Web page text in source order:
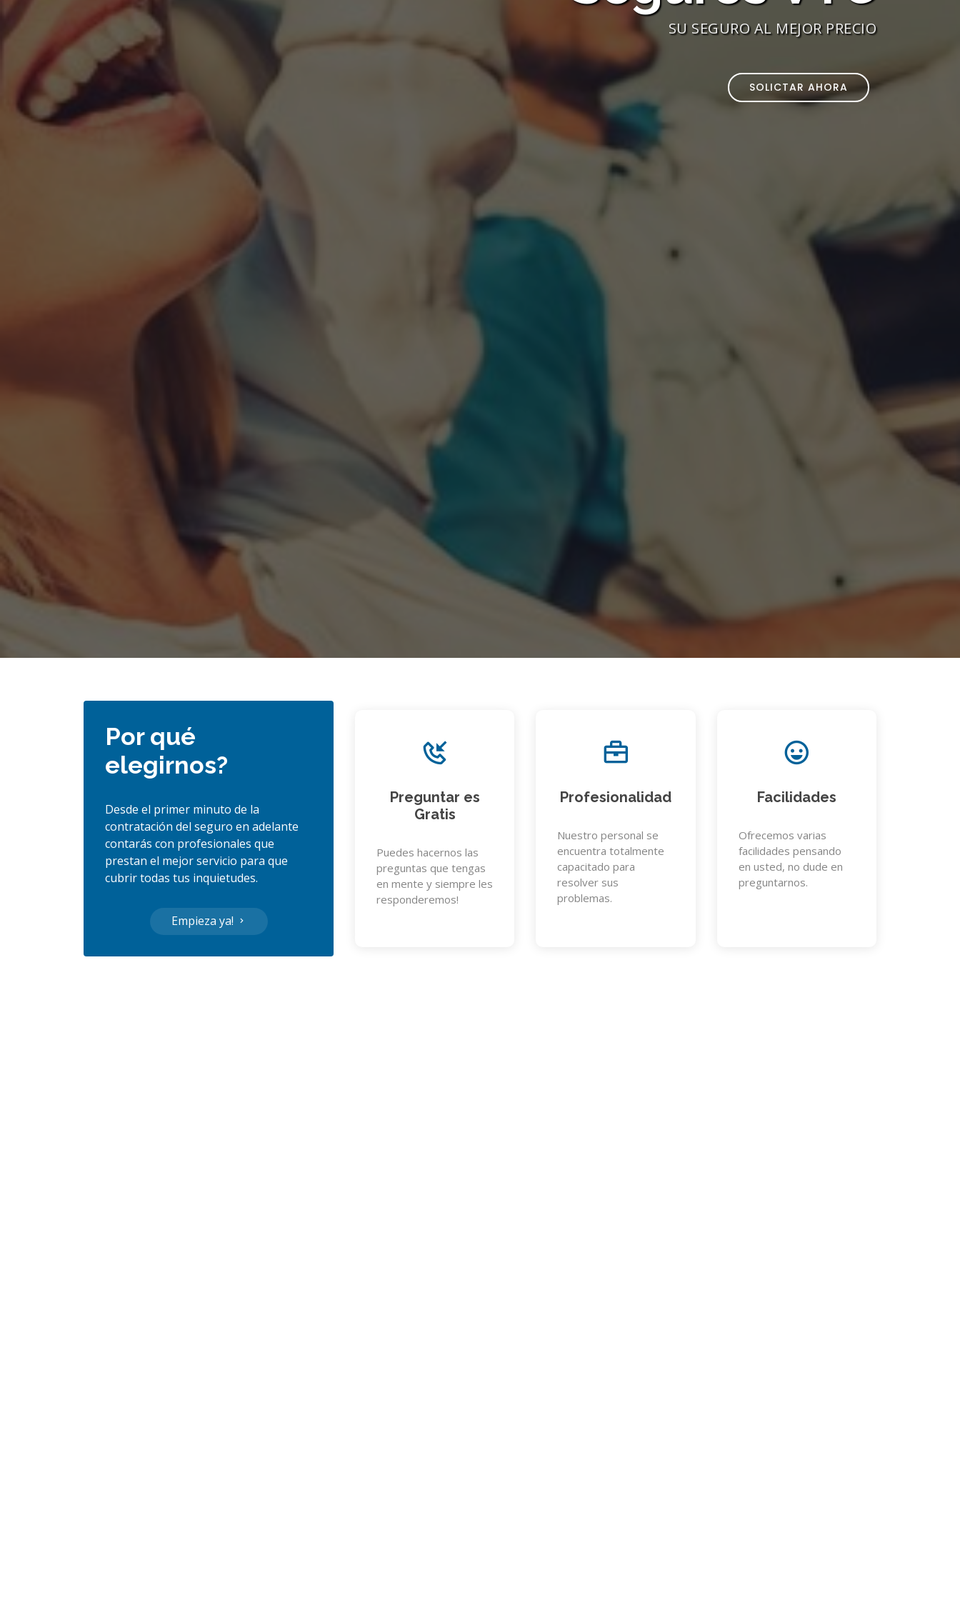
SU SEGURO AL MEJOR PRECIO
SOLICTAR AHORA
Por qué
elegirnos?
Desde el primer minuto de la
contratación del seguro en adelante
contarás con profesionales que
prestan el mejor servicio para que
cubrir todas tus inquietudes.
Empieza ya!
Preguntar es
Gratis
Puedes hacernos las
preguntas que tengas
en mente y siempre les
responderemos!
Profesionalidad
Nuestro personal se
encuentra totalmente
capacitado para
resolver sus
problemas.
Facilidades
Ofrecemos varias
facilidades pensando
en usted, no dude en
preguntarnos.